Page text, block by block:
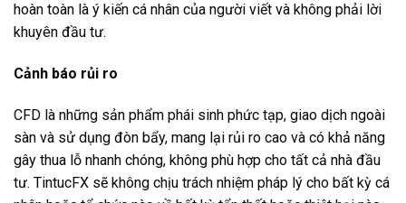
hoàn toàn là ý kiến cá nhân của người viết và không phải lời
khuyên đầu tư.
Cảnh báo rủi ro
CFD là những sản phẩm phái sinh phức tạp, giao dịch ngoài
sàn và sử dụng đòn bẩy, mang lại rủi ro cao và có khả năng
gây thua lỗ nhanh chóng, không phù hợp cho tất cả nhà đầu
tư. TintucFX sẽ không chịu trách nhiệm pháp lý cho bất kỳ cá